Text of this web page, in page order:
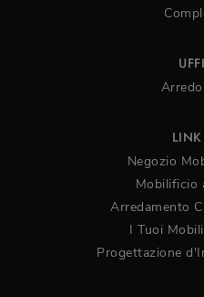
Negozio
Mobilificio
Arredamento
I Tuoi
Progettazione